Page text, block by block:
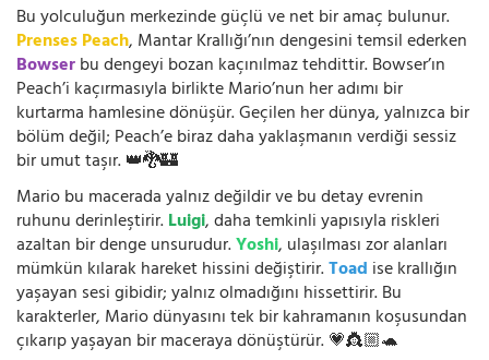
Bu yolculuğun merkezinde güçlü ve net bir amaç bulunur.
Prenses Peach, Mantar Krallığı’nın dengesini temsil ederken
Bowserbu dengeyi bozan kaçınılmaz tehdittir. Bowser’ın
Peach’i kaçırmasıyla birlikte Mario’nun her adımı bir
kurtarma hamlesine dönüşür. Geçilen her dünya, yalnızca bir
bölüm değil; Peach’e biraz daha yaklaşmanın verdiği sessiz
bir umut taşır. 👑🐉🏰
Mario bu macerada yalnız değildir ve bu detay evrenin
ruhunu derinleştirir.Luigi, daha temkinli yapısıyla riskleri
azaltan bir denge unsurudur.Yoshi, ulaşılması zor alanları
mümkün kılarak hareket hissini değiştirir.Toad ise krallığın
yaşayan sesi gibidir; yalnız olmadığını hissettirir. Bu
karakterler, Mario dünyasını tek bir kahramanın koşusundan
çıkarıp yaşayan bir maceraya dönüştürür. 💗👸🏼🐢